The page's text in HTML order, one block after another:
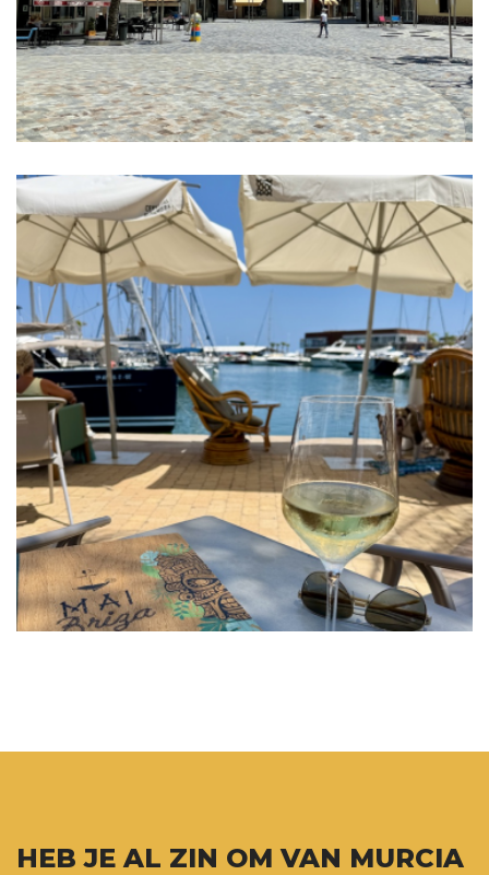
HEB JE AL ZIN OM VAN MURCIA